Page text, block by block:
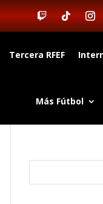
Tercera RFEF
Más Fútbol